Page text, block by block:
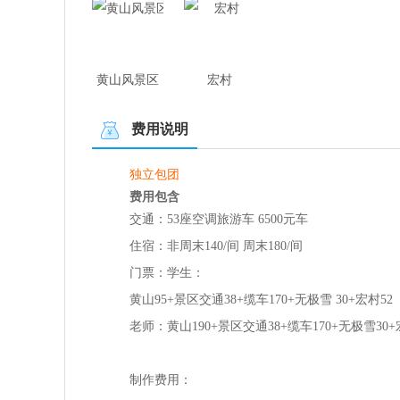
黄山风景区 宏村
费用说明
独立包团
费用包含
交通：53座空调旅游车 6500元车
住宿：非周末140/间 周末180/间
门票：学生：
黄山95+景区交通38+缆车170+无极雪 30+宏村52
老师：黄山190+景区交通38+缆车170+无极雪30+
制作费用：